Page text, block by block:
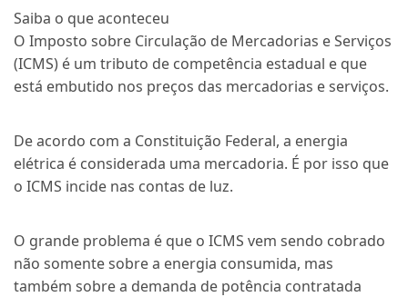
Saiba o que aconteceu
O Imposto sobre Circulação de Mercadorias e Serviços
(ICMS) é um tributo de competência estadual e que
está embutido nos preços das mercadorias e serviços.
De acordo com a Constituição Federal, a energia
elétrica é considerada uma mercadoria. É por isso que
o ICMS incide nas contas de luz.
O grande problema é que o ICMS vem sendo cobrado
não somente sobre a energia consumida, mas
também sobre a demanda de potência contratada